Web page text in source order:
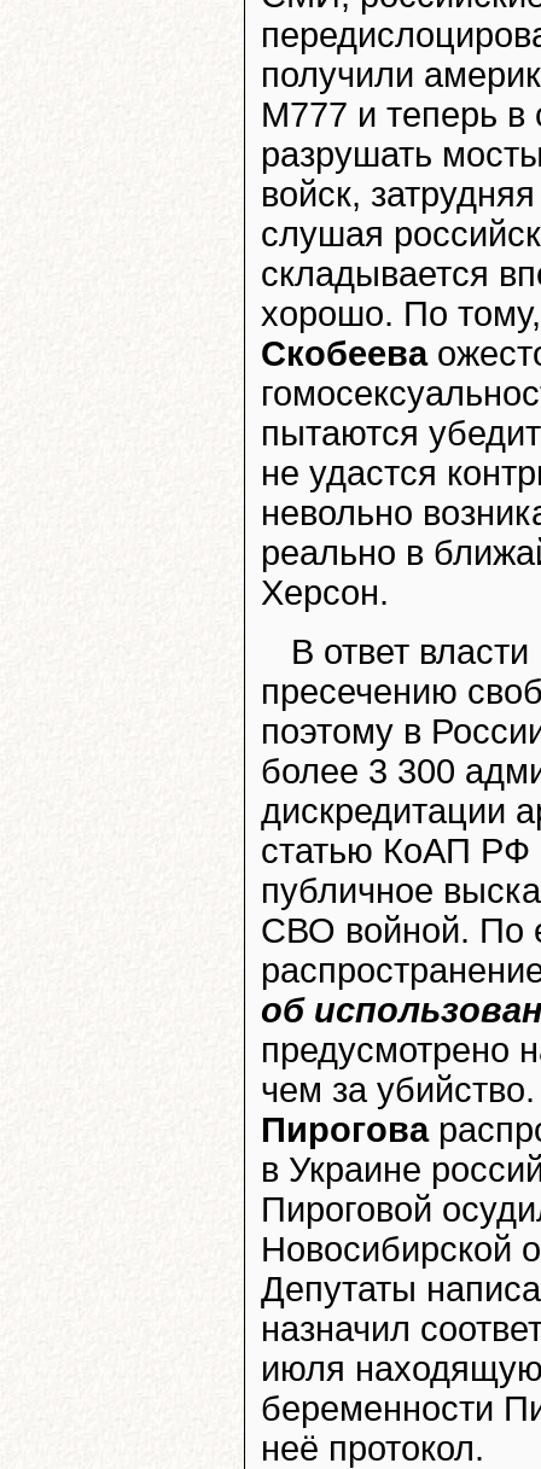
получили
M777 и теперь в
разрушать
войск,
слушая
складывается
хорошо. По
Скобеева
пытаются
не удастся
невольно
реально в
Херсон.
В ответ
пресечению
поэтому в
более 3 300
дискредитации
статью КоАП РФ
публичное
СВО войной. По
об
предусмотрено
чем за
Пирогова
в Украине
Пироговой
Новосибирской
Депутаты
назначил
июля
беременности
неё протокол.